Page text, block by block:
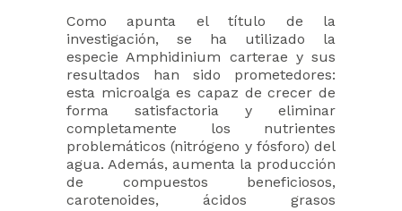
Como apunta el título de la
investigación, se ha utilizado la
especie Amphidinium carterae y sus
resultados han sido prometedores:
esta microalga es capaz de crecer de
forma satisfactoria y eliminar
completamente los nutrientes
problemáticos (nitrógeno y fósforo) del
agua. Además, aumenta la producción
de compuestos beneficiosos,
carotenoides, ácidos grasos